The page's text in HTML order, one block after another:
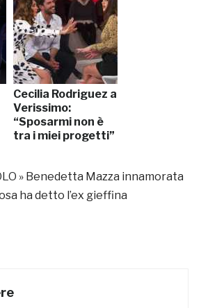
Cecilia Rodriguez a
Verissimo:
“Sposarmi non è
tra i miei progetti”
» Benedetta Mazza innamorata
ha detto l’ex gieffina